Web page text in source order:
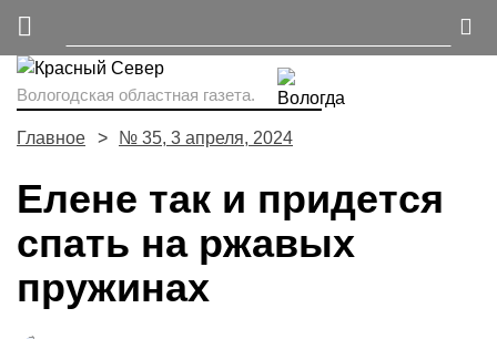
Вологодская областная газета.
Главное № 35, 3 апреля, 2024
Елене так и придется
спать на ржавых
пружинах